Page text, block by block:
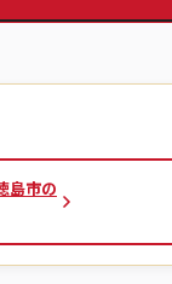
島市の